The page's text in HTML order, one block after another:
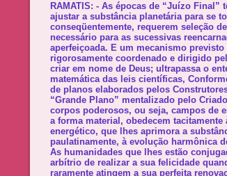
RAMATIS: - As épocas de “Juízo Final”
ajustar a substância planetária para se
conseqüentemente, requerem seleção
necessário para as sucessivas
aperfeiçoada. E um mecanismo
rigorosamente coordenado e dirigido
criar em nome de Deus; ultrapassa o
matemática das leis científicas,
de planos elaborados pelos
“Grande Plano” mentalizado pelo
corpos poderosos, ou seja, campos de
a forma material, obedecem
energético, que lhes aprimora a
paulatinamente, à evolução harmônica
As humanidades que lhes estão
arbítrio de realizar a sua felicidade
raramente atingem a sua perfeita